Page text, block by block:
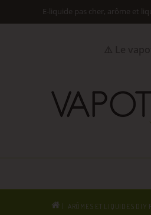
E-liquide pas cher, arôme et
ARÔMES ET LIQUIDES DIY